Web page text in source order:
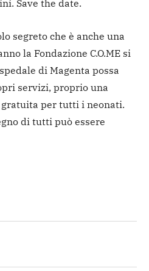
Save the date.
segreto che è anche una
la Fondazione C.O.ME si
di Magenta possa
servizi, proprio una
per tutti i neonati.
di tutti può essere